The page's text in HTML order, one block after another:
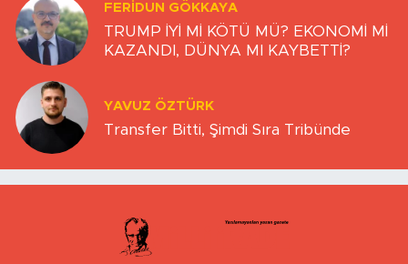
FERIDUN GÖKKAYA
TRUMP İYİ Mİ KÖTÜ MÜ? EKONOMİ Mİ
KAZANDI, DÜNYA MI KAYBETTİ?
YAVUZ ÖZTÜRK
Transfer Bitti, Şimdi Sıra Tribünde